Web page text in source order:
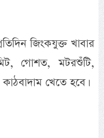
জিংকযুক্ত খাবার
মিট, গোশত, মটরশুঁটি,
খেতে হবে।